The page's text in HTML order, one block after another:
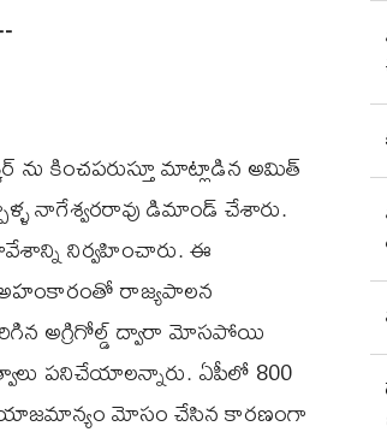
కించపరుస్తూ మాట్లాడిన అమిత్
నాగేశ్వరరావు డిమాండ్ చేశారు.
నిర్వహించారు. ఈ
రాజ్యపాలన
జరిగిన అగ్రిగోల్డ్ ద్వారా మోసపోయి
పనిచేయాలన్నారు. ఏపీలో 800
యాజమాన్యం మోసం చేసిన కారణంగా